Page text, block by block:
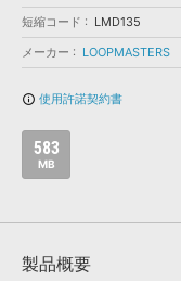
BGM »
SLS
短縮コード
LMD135
メーカー
LOOPMASTERS
info_outline 使用許諾契約書
583
MB
製品概要